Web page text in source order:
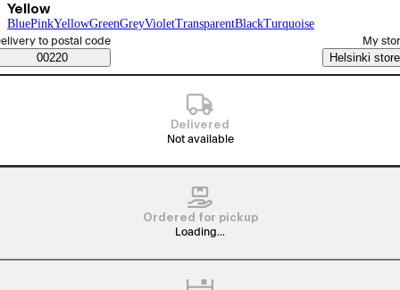
Current selection Yellow
Yellow
Blue(color)
Pink(color)
Yellow(color)
Green(color)
Grey(color)
Violet(color)
Transparent(color)
Black(color)
Turquoise
Saatavuustiedot
order method
to postal code
00220
My
Helsinki store
Delivered
Not available
Ordered for pickup
Loading...